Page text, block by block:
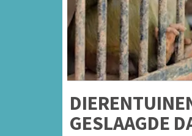
GESLAAGDE